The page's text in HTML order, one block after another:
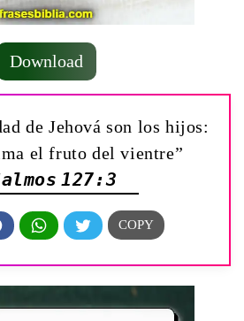
Download
de Jehová son los hijos:
el fruto del vientre”
127:3